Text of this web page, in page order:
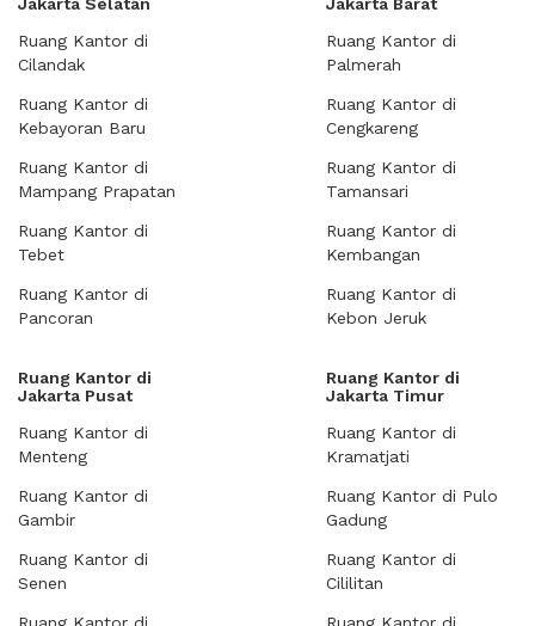
Ruang Kantor di
Cilandak
Ruang Kantor di
Kebayoran Baru
Ruang Kantor di
Mampang Prapatan
Ruang Kantor di
Tebet
Ruang Kantor di
Pancoran
Ruang Kantor di
Palmerah
Ruang Kantor di
Cengkareng
Ruang Kantor di
Tamansari
Ruang Kantor di
Kembangan
Ruang Kantor di
Kebon Jeruk
Ruang Kantor di
Jakarta Pusat
Ruang Kantor di
Menteng
Ruang Kantor di
Gambir
Ruang Kantor di
Senen
Ruang Kantor di
Jakarta Timur
Ruang Kantor di
Kramatjati
Ruang Kantor di Pulo
Gadung
Ruang Kantor di
Cililitan